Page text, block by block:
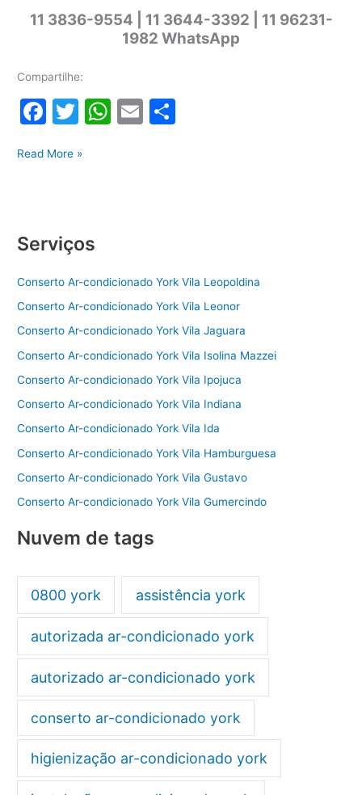
11 3836-9554 | 11 3644-3392 | 11 96231-
1982 WhatsApp
Compartilhe:
F
c
o
k
T
itt
W E
Conserto
Read More »
Serviços
Conserto Ar-condicionado York Vila Leopoldina
Conserto Ar-condicionado York Vila Leonor
Conserto Ar-condicionado York Vila Jaguara
Conserto Ar-condicionado York Vila Isolina Mazzei
Conserto Ar-condicionado York Vila Ipojuca
Conserto Ar-condicionado York Vila Indiana
Conserto Ar-condicionado York Vila Ida
Conserto Ar-condicionado York Vila Hamburguesa
Conserto Ar-condicionado York Vila Gustavo
Conserto Ar-condicionado York Vila Gumercindo
Nuvem de tags
0800 york assistência york
autorizada ar-condicionado york
autorizado ar-condicionado york
conserto ar-condicionado york
higienização ar-condicionado york